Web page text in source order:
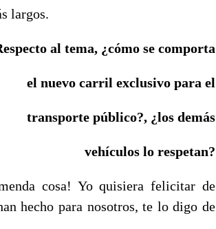
largos.
al tema, ¿cómo se comporta
el nuevo carril exclusivo para el
transporte público?, ¿los demás
vehículos lo respetan?
cosa! Yo quisiera felicitar de
hecho para nosotros, te lo digo de